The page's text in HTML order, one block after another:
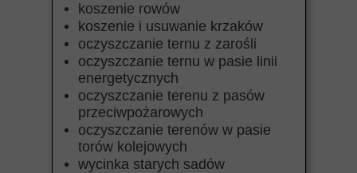
koszenie rowów
koszenie i usuwanie krzaków
oczyszczanie ternu z zarośli
oczyszczanie ternu w pasie linii
energetycznych
oczyszczanie terenu z pasów
przeciwpożarowych
oczyszczanie terenów w pasie
torów kolejowych
wycinka starych sadów